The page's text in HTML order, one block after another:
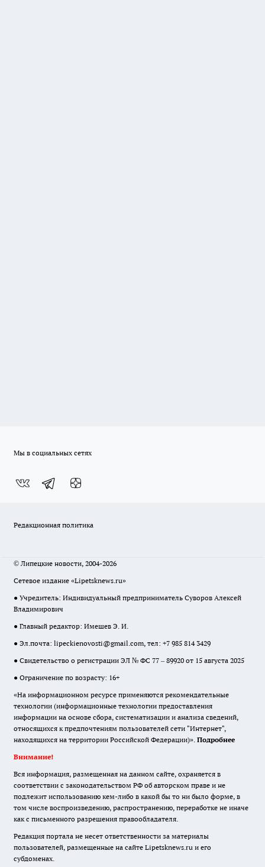
Мы в социальных сетях
Редакционная политика
© Липецкие новости, 2004-2026
Сетевое издание «Lipetsknews.ru»
● Учредитель: Индивидуальный предприниматель Суворов Алексей
Владимирович
● Главный редактор: Имешев Э. И.
● Эл.почта: lipeckienovosti@gmail.com, тел: +7 985 814 3429
● Свидетельство о регистрации ЭЛ № ФС 77 – 89920 от 15 августа 2025
● Ограничение по возрасту: 16+
«На информационном ресурсе применяются рекомендательные
технологии (информационные технологии предоставления
информации на основе сбора, систематизации и анализа сведений,
относящихся к предпочтениям пользователей сети "Интернет",
находящихся на территории Российской Федерации)». Подробнее
Внимание!
Вся информация, размещенная на данном сайте, охраняется в
соответствии с законодательством РФ об авторском праве и не
подлежит использованию кем-либо в какой бы то ни было форме, в
том числе воспроизведению, распространению, переработке не иначе
как с письменного разрешения правообладателя.
Редакция портала не несет ответственности за материалы
пользователей, размещенные на сайте Lipetsknews.ru и его
субдоменах.